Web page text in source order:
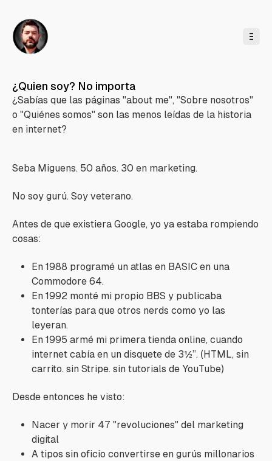
¿Quien soy? No importa
¿Sabías que las páginas "about me", "Sobre nosotros"
o "Quiénes somos" son las menos leídas de la historia
en internet?
Seba Miguens. 50 años. 30 en marketing.
No soy gurú. Soy veterano.
Antes de que existiera Google, yo ya estaba rompiendo
cosas:
En 1988 programé un atlas en BASIC en una
Commodore 64.
En 1992 monté mi propio BBS y publicaba
tonterías para que otros nerds como yo las
leyeran.
En 1995 armé mi primera tienda online, cuando
internet cabía en un disquete de 3½”. (HTML, sin
carrito. sin Stripe. sin tutorials de YouTube)
Desde entonces he visto:
Nacer y morir 47 "revoluciones" del marketing
digital
A tipos sin oficio convertirse en gurús millonarios